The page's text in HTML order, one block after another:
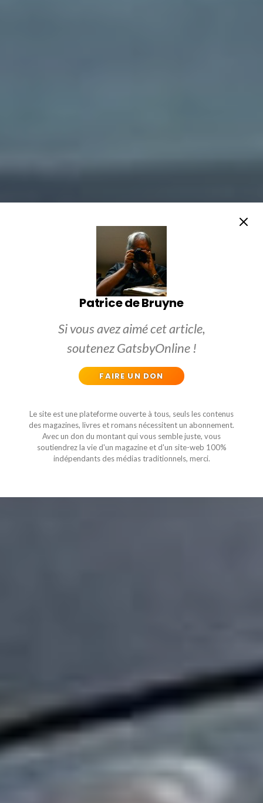
Patrice de Bruyne
Si vous avez aimé cet article,
soutenez GatsbyOnline !
FAIRE UN DON
Le site est une plateforme ouverte à tous, seuls les contenus
des magazines, livres et romans nécessitent un abonnement.
Avec un don du montant qui vous semble juste, vous
soutiendrez la vie d'un magazine et d'un site-web 100%
indépendants des médias traditionnels, merci.